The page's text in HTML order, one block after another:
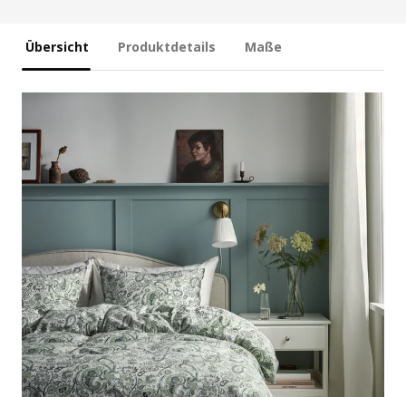
Übersicht Produktdetails Maße